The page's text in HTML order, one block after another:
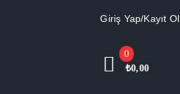
Giriş Yap/Kayıt Ol
0
₺0,00